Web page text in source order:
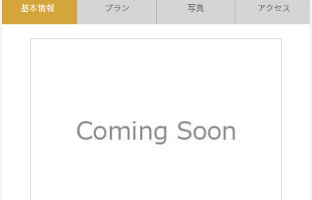
基本情報 プラン 写真 アクセス